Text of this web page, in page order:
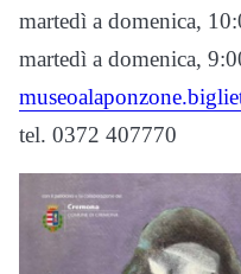
martedì a domenica,
martedì a domenica,
tel. 0372 407770